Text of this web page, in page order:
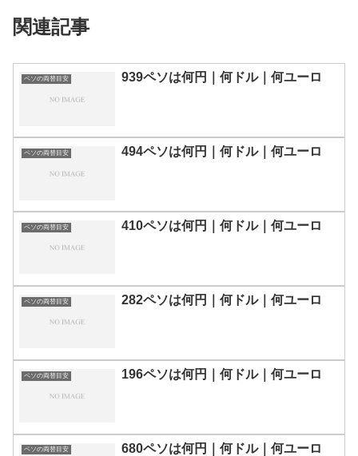
関連記事
ペソの両替目安 939ペソは何円｜何ドル｜何ユーロ
ペソの両替目安 494ペソは何円｜何ドル｜何ユーロ
ペソの両替目安 410ペソは何円｜何ドル｜何ユーロ
ペソの両替目安 282ペソは何円｜何ドル｜何ユーロ
ペソの両替目安 196ペソは何円｜何ドル｜何ユーロ
ペソの両替目安 680ペソは何円｜何ドル｜何ユーロ